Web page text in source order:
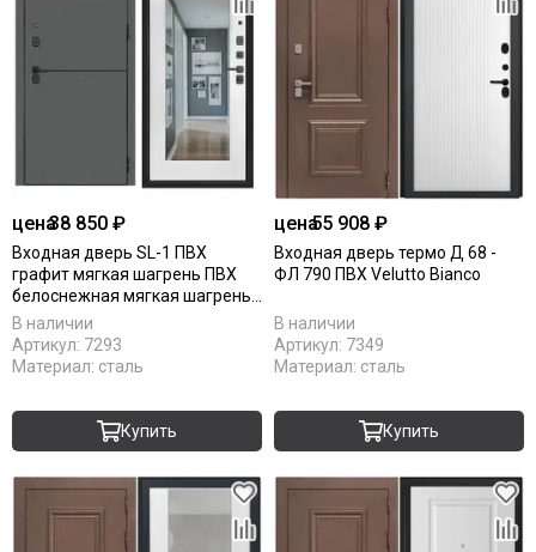
цена38 850 ₽
Входная дверь SL-1 ПВХ
графит мягкая шагрень ПВХ
белоснежная мягкая шагрень
с зеркалом
В наличии
Артикул: 7293
Материал: сталь
Купить
цена55 908 ₽
Входная дверь термо Д 68 -
ФЛ 790 ПВХ Velutto Bianco
В наличии
Артикул: 7349
Материал: сталь
Купить